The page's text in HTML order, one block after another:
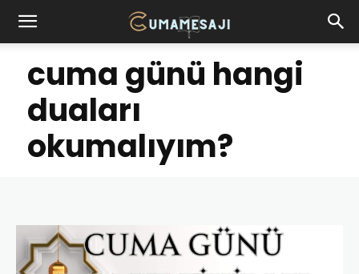
cuma günü hangi
duaları
okumalıyım?